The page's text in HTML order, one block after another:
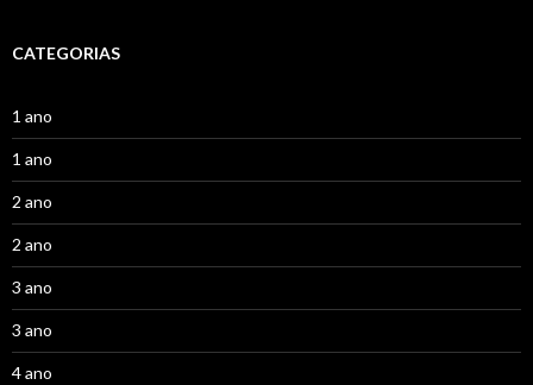
CATEGORIAS
1 ano
1 ano
2 ano
2 ano
3 ano
3 ano
4 ano